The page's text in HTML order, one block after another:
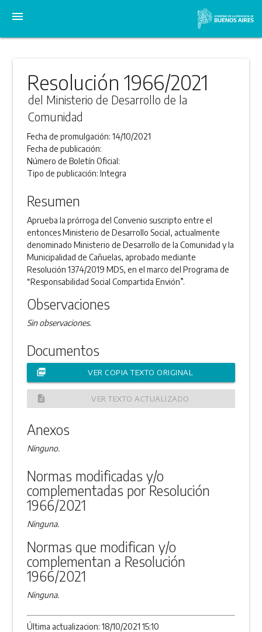
menu
Resolución 1966/2021
del Ministerio de Desarrollo de la
Comunidad
Fecha de promulgación:14/10/2021
Fecha de publicación:
Número de Boletín Oficial:
Tipo de publicación:Integra
Resumen
Aprueba la prórroga del Convenio suscripto entre el
entonces Ministerio de Desarrollo Social, actualmente
denominado Ministerio de Desarrollo de la Comunidad y la
Municipalidad de Cañuelas, aprobado mediante
Resolución 1374/2019 MDS, en el marco del Programa de
“Responsabilidad Social Compartida Envión”.
Observaciones
Sin observaciones.
Documentos
picture_as_pdf VER COPIA TEXTO ORIGINAL
description VER TEXTO ACTUALIZADO
Anexos
Ninguno.
Normas modificadas y/o
complementadas por Resolución
1966/2021
Ninguna.
Normas que modifican y/o
complementan a Resolución
1966/2021
Ninguna.
Última actualizacion: 18/10/2021 15:10